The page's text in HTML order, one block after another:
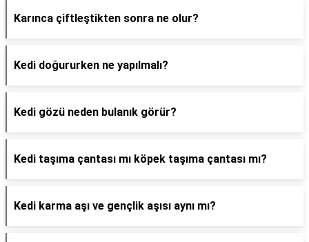
Karınca çiftleştikten sonra ne olur?
Kedi doğururken ne yapılmalı?
Kedi gözü neden bulanık görür?
Kedi taşıma çantası mı köpek taşıma çantası mı?
Kedi karma aşı ve gençlik aşısı aynı mı?